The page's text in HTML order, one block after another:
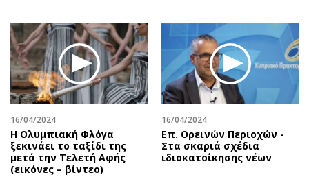
Οικονομία
Real Estate
Επιχειρήσεις
Αγορές
Money Review
AstroBank Properties
Trends
Ενέργεια
Πολιτική
Οικονομία
Γενικά
Αναδρομές
Πρόσωπα
Περιβάλλον
Good Life
Γυναίκα
16/04/2024
Η Ολυμπιακή Φλόγα
ξεκινάει το ταξίδι της
μετά την Τελετή Αφής
(εικόνες – βίντεο)
16/04/2024
Επ. Ορεινών Περιοχών -
Στα σκαριά σχέδια
ιδιοκατοίκησης νέων